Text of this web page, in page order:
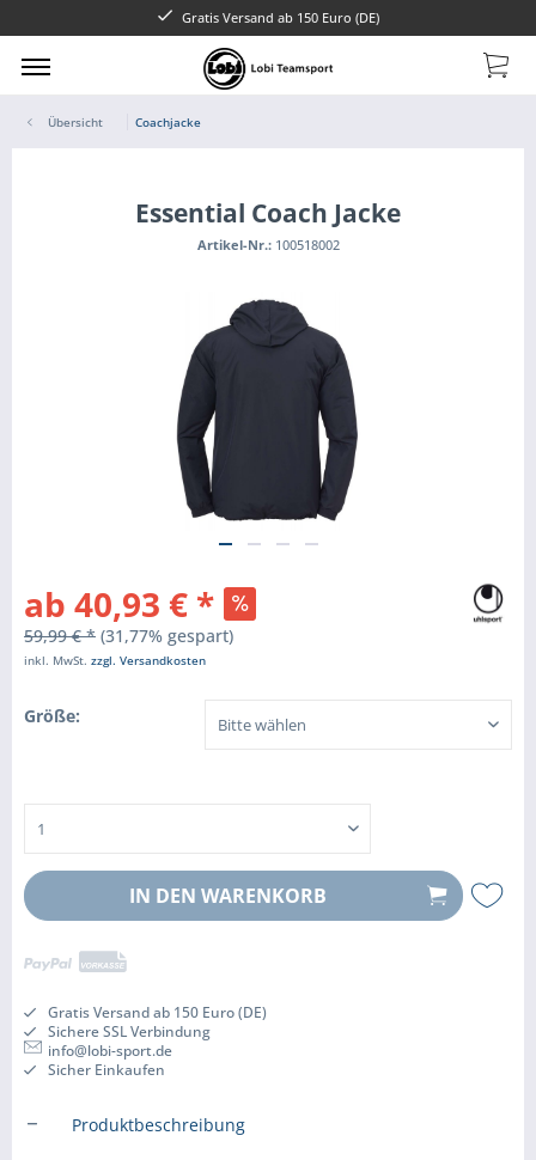
Gratis Versand ab 150 Euro (DE)
Übersicht Coachjacke
Essential Coach Jacke
Artikel-Nr.: 100518002
ab 40,93 € *
59,99 € * (31,77% gespart)
inkl. MwSt. zzgl. Versandkosten
Größe:
IN DEN WARENKORB
Gratis Versand ab 150 Euro (DE)
Sichere SSL Verbindung
info@lobi-sport.de
Sicher Einkaufen
Produktbeschreibung